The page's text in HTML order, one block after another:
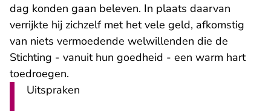
dag konden gaan beleven. In plaats daarvan
verrijkte hij zichzelf met het vele geld, afkomstig
van niets vermoedende welwillenden die de
Stichting - vanuit hun goedheid - een warm hart
toedroegen.
Uitspraken